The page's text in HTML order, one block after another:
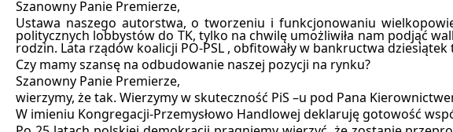
Szanowny Panie Premierze,
Ustawa naszego autorstwa, o tworzeniu i funkcjonowaniu
politycznych lobbystów do TK, tylko na chwilę umożliwiła nam podjąć
rodzin. Lata rządów koalicji PO-PSL , obfitowały w bankructwa dziesiątek
Czy mamy szansę na odbudowanie naszej pozycji na rynku?
Szanowny Panie Premierze,
wierzymy, że tak. Wierzymy w skuteczność PiS –u pod Pana
W imieniu Kongregacji-Przemysłowo Handlowej deklaruję gotowość